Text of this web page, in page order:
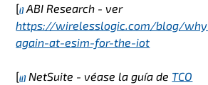
[i]ABI Research - ver
https://wirelesslogic.com/blog/
again-at-esim-for-the-iot
[ii]NetSuite - véase la guía de TCO